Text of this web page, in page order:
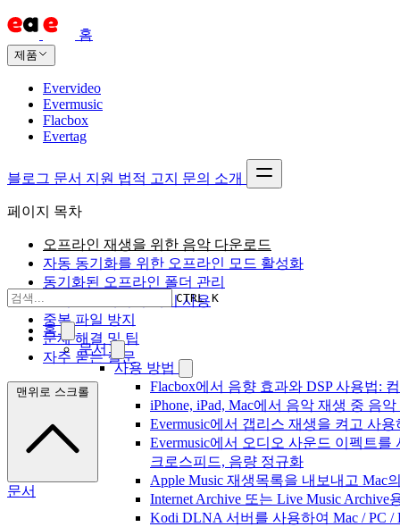
홈
제품
Evervideo
Evermusic
Flacbox
Evertag
블로그 문서 지원 법적 고지 문의 소개
CTRL K
홈
문서
사용 방법
Flacbox에서 음향 효과와 DSP 사용법:
iPhone, iPad, Mac에서 음악 재생 중 음
Evermusic에서 갭리스 재생을 켜고 사
Evermusic에서 오디오 사운드 이펙트
크로스피드, 음량 정규화
Apple Music 재생목록을 내보내고 Mac
Internet Archive 또는 Live Music
Kodi DLNA 서버를 사용하여 Mac / PC
페이지 목차
오프라인 재생을 위한 음악 다운로드
자동 동기화를 위한 오프라인 모드 활성화
동기화된 오프라인 폴더 관리
오디오 플레이어 캐시 사용
중복 파일 방지
문제 해결 및 팁
자주 묻는 질문
맨위로 스크롤
문서